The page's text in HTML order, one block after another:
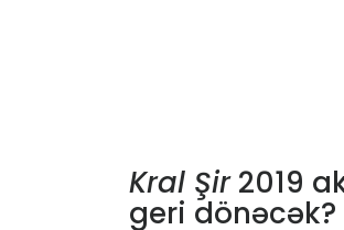
Kral Şir2019
geri dönəcək?